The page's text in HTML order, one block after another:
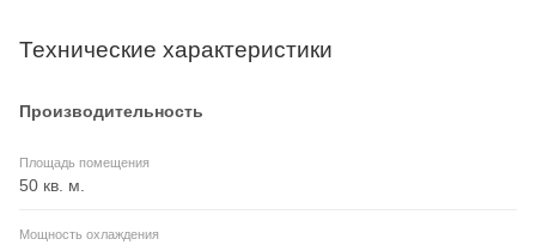
Технические характеристики
Производительность
Площадь помещения
50 кв. м.
Мощность охлаждения